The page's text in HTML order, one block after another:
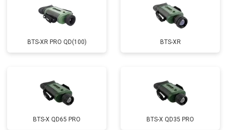
BTS-XR PRO QD(100) BTS-XR
BTS-X QD65 PRO BTS-X QD35 PRO